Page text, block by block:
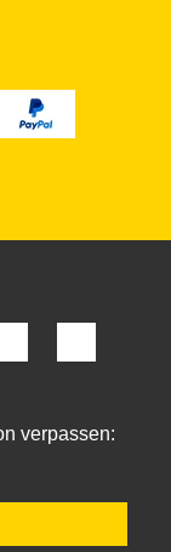
verpassen: